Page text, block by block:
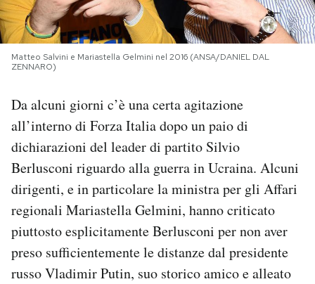
I MIEI PREFERITI
SHOP
CALENDARIO
AREA PERSONALE
Area Personale
Newsletter
Regala il Post
Hai bisogno di aiuto?
Esci
Matteo Salvini e Mariastella Gelmini nel 2016 (ANSA/DANIEL DAL
ZENNARO)
Da alcuni giorni c’è una certa agitazione
all’interno di Forza Italia dopo un paio di
dichiarazioni del leader di partito Silvio
Berlusconi riguardo alla guerra in Ucraina. Alcuni
dirigenti, e in particolare la ministra per gli Affari
regionali Mariastella Gelmini, hanno criticato
piuttosto esplicitamente Berlusconi per non aver
preso sufficientemente le distanze dal presidente
russo Vladimir Putin, suo storico amico e alleato